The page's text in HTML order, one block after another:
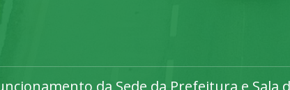
da Sede da Prefeitura e Sala